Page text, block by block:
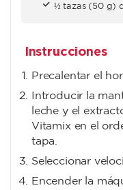
½ tazas (50 g)
Instrucciones
Precalentar el
Introducir la
leche y el
Vitamix en el
tapa.
Seleccionar
Encender la